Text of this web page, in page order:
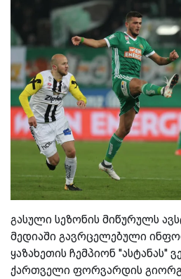
გასული სეზონის მიწურულს
მედიაში გავრცელებული
ყაზახეთის ჩემპიონ ''ასტანას''
ქართველი ფორვარდის